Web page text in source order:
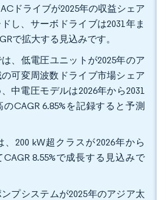
ドライブが2025年の収益シェア
し、サーボドライブは2031年ま
で拡大する見込みです。
、低電圧ユニットが2025年のア
可変周波数ドライブ市場シェア
中電圧モデルは2026年から2031
CAGR 6.85%を記録すると予測
200 kW超クラスが2026年から
8.55%で成長する見込みで
プシステムが2025年のアジア太